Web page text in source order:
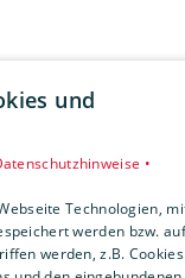
und
•
Technologien,
werden bzw. auf
werden, z.B.